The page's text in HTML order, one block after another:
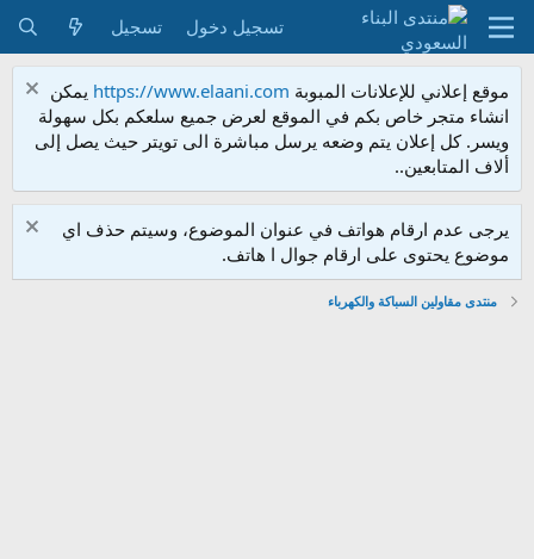
تسجيل دخول تسجيل
موقع إعلاني للإعلانات المبوبة https://www.elaani.com يمكن
انشاء متجر خاص بكم في الموقع لعرض جميع سلعكم بكل سهولة
ويسر. كل إعلان يتم وضعه يرسل مباشرة الى تويتر حيث يصل إلى
ألاف المتابعين..
يرجى عدم ارقام هواتف في عنوان الموضوع، وسيتم حذف اي
موضوع يحتوى على ارقام جوال ا هاتف.
منتدى مقاولين السباكة والكهرباء